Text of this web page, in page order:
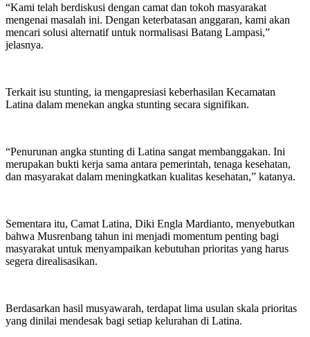
“Kami telah berdiskusi dengan camat dan tokoh masyarakat
mengenai masalah ini. Dengan keterbatasan anggaran, kami akan
mencari solusi alternatif untuk normalisasi Batang Lampasi,”
jelasnya.
Terkait isu stunting, ia mengapresiasi keberhasilan Kecamatan
Latina dalam menekan angka stunting secara signifikan.
“Penurunan angka stunting di Latina sangat membanggakan. Ini
merupakan bukti kerja sama antara pemerintah, tenaga kesehatan,
dan masyarakat dalam meningkatkan kualitas kesehatan,” katanya.
Sementara itu, Camat Latina, Diki Engla Mardianto, menyebutkan
bahwa Musrenbang tahun ini menjadi momentum penting bagi
masyarakat untuk menyampaikan kebutuhan prioritas yang harus
segera direalisasikan.
Berdasarkan hasil musyawarah, terdapat lima usulan skala prioritas
yang dinilai mendesak bagi setiap kelurahan di Latina.